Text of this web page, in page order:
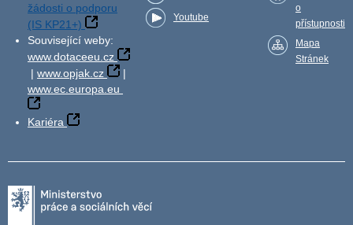
žádosti o podporu
(IS KP21+)
Související weby:
www.dotaceeu.cz
| www.opjak.cz
|
www.ec.europa.eu
Kariéra
Youtube
o
přístupnosti
Mapa
Stránek